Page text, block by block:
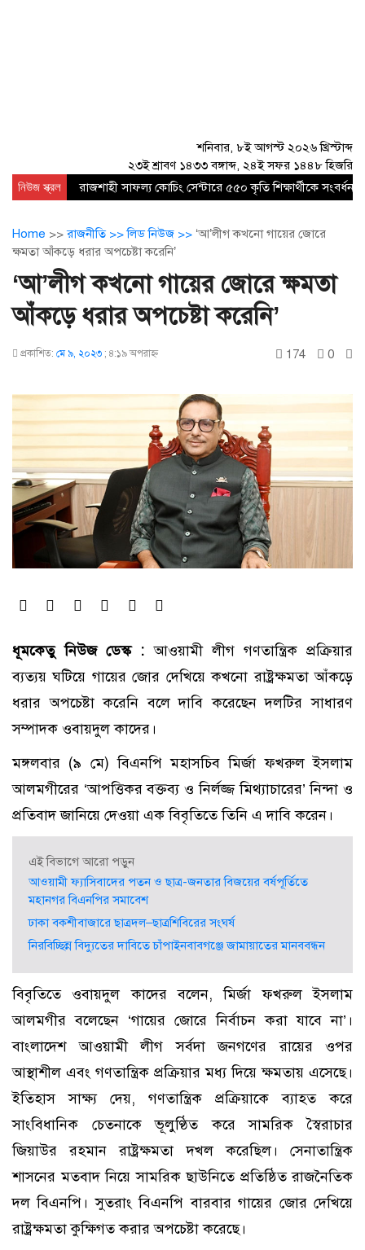
শনিবার, ৮ই আগস্ট ২০২৬ খ্রিস্টাব্দ
২৩ই শ্রাবণ ১৪৩৩ বঙ্গাব্দ, ২৪ই সফর ১৪৪৮ হিজরি
নিউজ স্ক্রল রাজশাহী সাফল্য কোচিং সেন্টারে ৫৫০ কৃতি শিক্ষার্থীকে সংবর্ধনা
Home >>রাজনীতি >>লিড নিউজ >> ‘আ’লীগ কখনো গায়ের জোরে
ক্ষমতা আঁকড়ে ধরার অপচেষ্টা করেনি’
‘আ’লীগ কখনো গায়ের জোরে ক্ষমতা
আঁকড়ে ধরার অপচেষ্টা করেনি’
প্রকাশিত: মে ৯, ২০২৩ ; ৪:১৯ অপরাহ্ণ 174 0
ধূমকেতু নিউজ ডেস্ক :আওয়ামী লীগ গণতান্ত্রিক প্রক্রিয়ার
ব্যত্যয় ঘটিয়ে গায়ের জোর দেখিয়ে কখনো রাষ্ট্রক্ষমতা আঁকড়ে
ধরার অপচেষ্টা করেনি বলে দাবি করেছেন দলটির সাধারণ
সম্পাদক ওবায়দুল কাদের।
মঙ্গলবার (৯ মে) বিএনপি মহাসচিব মির্জা ফখরুল ইসলাম
আলমগীরের ‘আপত্তিকর বক্তব্য ও নির্লজ্জ মিথ্যাচারের’ নিন্দা ও
প্রতিবাদ জানিয়ে দেওয়া এক বিবৃতিতে তিনি এ দাবি করেন।
এই বিভাগে আরো পড়ুন
আওয়ামী ফ্যাসিবাদের পতন ও ছাত্র-জনতার বিজয়ের বর্ষপূর্তিতে
মহানগর বিএনপির সমাবেশ
ঢাকা বকশীবাজারে ছাত্রদল–ছাত্রশিবিরের সংঘর্ষ
নিরবিচ্ছিন্ন বিদ্যুতের দাবিতে চাঁপাইনবাবগঞ্জে জামায়াতের মানববন্ধন
বিবৃতিতে ওবায়দুল কাদের বলেন, মির্জা ফখরুল ইসলাম
আলমগীর বলেছেন ‘গায়ের জোরে নির্বাচন করা যাবে না’।
বাংলাদেশ আওয়ামী লীগ সর্বদা জনগণের রায়ের ওপর
আস্থাশীল এবং গণতান্ত্রিক প্রক্রিয়ার মধ্য দিয়ে ক্ষমতায় এসেছে।
ইতিহাস সাক্ষ্য দেয়, গণতান্ত্রিক প্রক্রিয়াকে ব্যাহত করে
সাংবিধানিক চেতনাকে ভূলুণ্ঠিত করে সামরিক স্বৈরাচার
জিয়াউর রহমান রাষ্ট্রক্ষমতা দখল করেছিল। সেনাতান্ত্রিক
শাসনের মতবাদ নিয়ে সামরিক ছাউনিতে প্রতিষ্ঠিত রাজনৈতিক
দল বিএনপি। সুতরাং বিএনপি বারবার গায়ের জোর দেখিয়ে
রাষ্ট্রক্ষমতা কুক্ষিগত করার অপচেষ্টা করেছে।